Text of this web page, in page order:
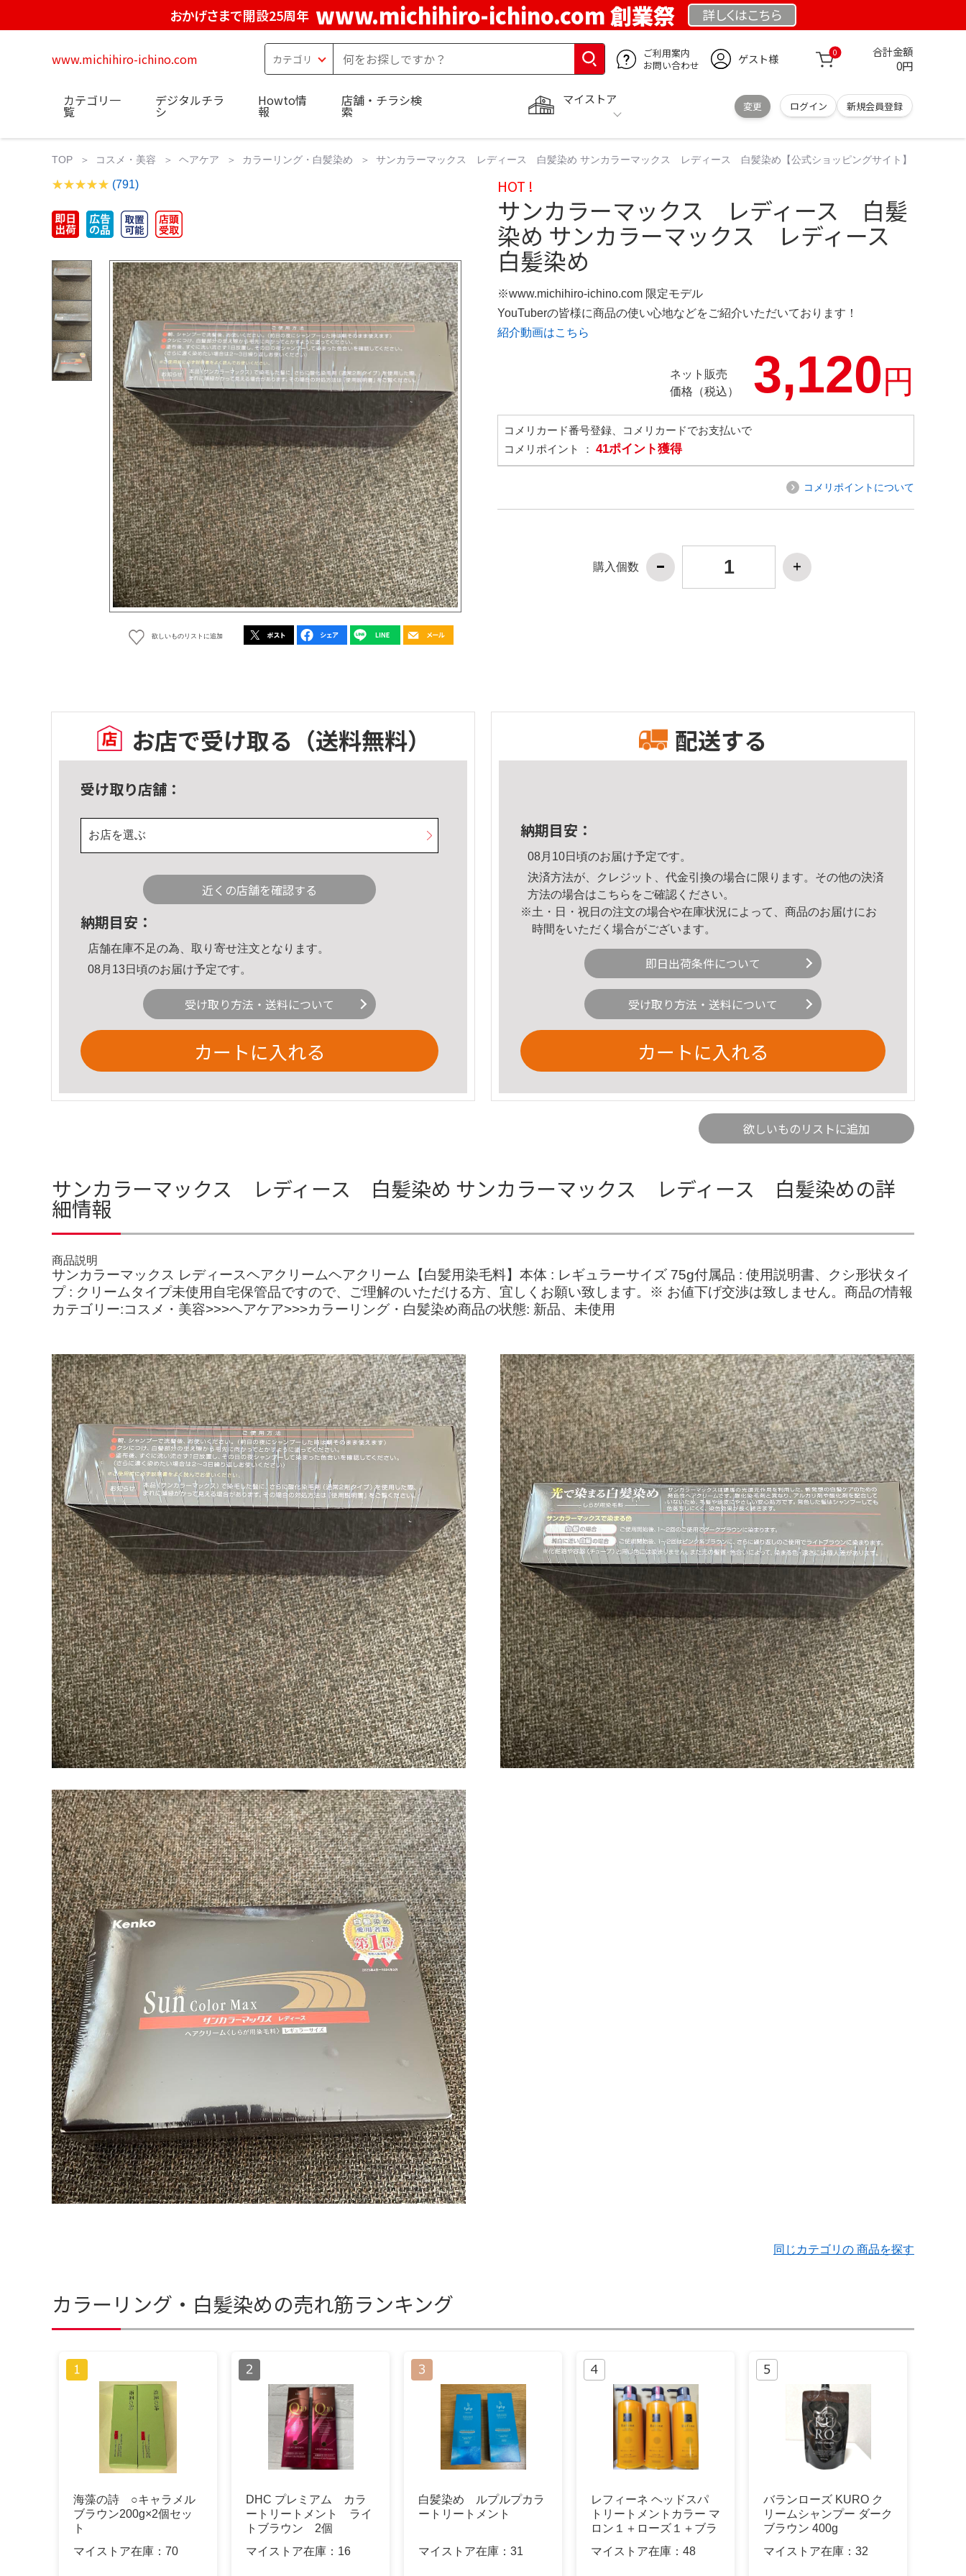
おかげさまで開設25周年 www.michihiro-ichino.com 創業祭 詳しくはこちら
www.michihiro-ichino.com
ご利用案内
お問い合わせ
ゲスト様 0 合計金額
0円
マイストア
変更 ログイン 新規会員登録
カテゴリ一
覧
デジタルチラ
シ
Howto情
報
店舗・チラシ検
索
TOP コスメ・美容 ヘアケア カラーリング・白髪染め サンカラーマックス レディース 白髪染め サンカラーマックス レディース 白髪染め【公式ショッピングサイト】
(791)
欲しいものリストに追加
HOT !
サンカラーマックス レディース 白髪
染め サンカラーマックス レディース
白髪染め
※www.michihiro-ichino.com 限定モデル
YouTuberの皆様に商品の使い心地などをご紹介いただいております！
紹介動画はこちら
ネット販売
価格（税込）
3,120円
コメリカード番号登録、コメリカードでお支払いで
コメリポイント ： 41ポイント獲得
コメリポイントについて
購入個数
お店で受け取る （送料無料）
受け取り店舗：
お店を選ぶ
近くの店舗を確認する
納期目安：
店舗在庫不足の為、取り寄せ注文となります。
08月13日頃のお届け予定です。
受け取り方法・送料について
カートに入れる
配送する
納期目安：
08月10日頃のお届け予定です。
決済方法が、クレジット、代金引換の場合に限ります。その他の決済
方法の場合はこちら をご確認ください。
※土・日・祝日の注文の場合や在庫状況によって、商品のお届けにお
時間をいただく場合がございます。
即日出荷条件について
受け取り方法・送料について
カートに入れる
欲しいものリストに追加
サンカラーマックス レディース 白髪染め サンカラーマックス レディース 白髪染めの詳
細情報
商品説明
サンカラーマックス レディースヘアクリームヘアクリーム【白髪用染毛料】本体 : レギュラーサイズ 75g付属品 : 使用説明書、クシ形状タイ
プ : クリームタイプ未使用自宅保管品ですので、ご理解のいただける方、宜しくお願い致します。※ お値下げ交渉は致しません。商品の情報
カテゴリー:コスメ・美容>>>ヘアケア>>>カラーリング・白髪染め商品の状態: 新品、未使用
同じカテゴリの 商品を探す
カラーリング・白髪染めの売れ筋ランキング
海藻の詩 ○キャラメル
ブラウン200g×2個セッ
ト
マイストア在庫： 70
DHC プレミアム カラ
ートリートメント ライ
トブラウン 2個
マイストア在庫： 16
白髪染め ルプルプカラ
ートリートメント
マイストア在庫： 31
レフィーネ ヘッドスパ
トリートメントカラー マ
ロン１＋ローズ１＋ブラ
マイストア在庫： 48
バランローズ KURO ク
リームシャンプー ダーク
ブラウン 400g
マイストア在庫： 32